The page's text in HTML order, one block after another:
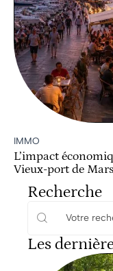
IMMO
L’impact
Vieux-port de
Recherche
Les